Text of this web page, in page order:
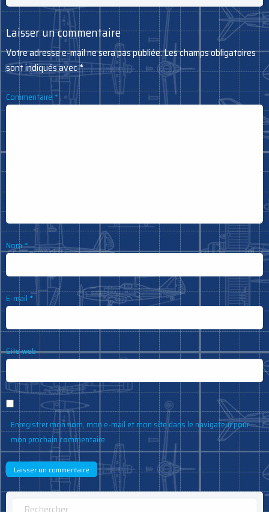
Laisser un commentaire
Votre adresse e-mail ne sera pas publiée.Les champs obligatoires
sont indiqués avec*
Commentaire*
Nom*
E-mail *
Site web
Enregistrer mon nom, mon e-mail et mon site dans le navigateur pour
mon prochain commentaire.
Rechercher :